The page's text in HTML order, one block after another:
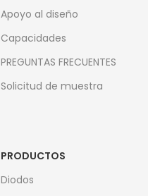
Apoyo al diseño
Capacidades
PREGUNTAS FRECUENTES
Solicitud de muestra
PRODUCTOS
Diodos